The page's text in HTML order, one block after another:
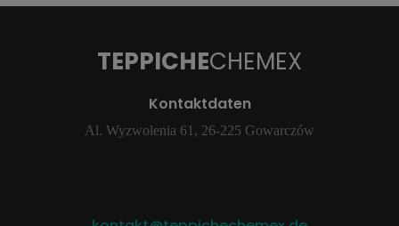
TEPPICHECHEMEX
Kontaktdaten
Al. Wyzwolenia 61, 26-225 Gowarczów